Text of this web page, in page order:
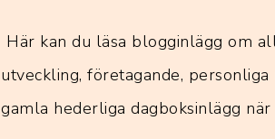
Här kan du läsa blogginlägg om
utveckling, företagande,
gamla hederliga dagboksinlägg